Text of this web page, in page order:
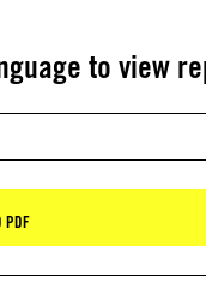
to view
PDF